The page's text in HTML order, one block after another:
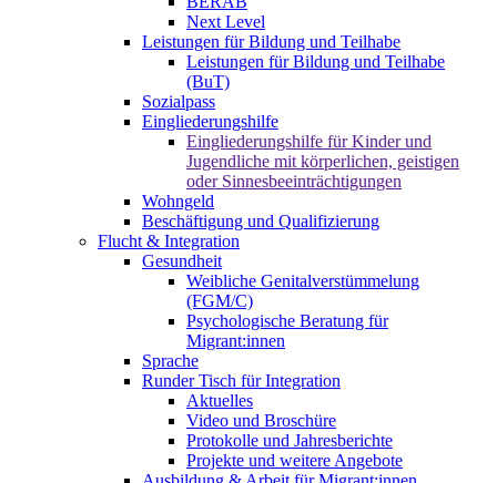
Next Level
Leistungen für Bildung und Teilhabe
Leistungen für Bildung und Teilhabe
(BuT)
Sozialpass
Eingliederungshilfe
Eingliederungshilfe für Kinder und
Jugendliche mit körperlichen, geistigen
oder Sinnesbeeinträchtigungen
Wohngeld
Beschäftigung und Qualifizierung
Flucht & Integration
Gesundheit
Weibliche Genitalverstümmelung
(FGM/C)
Psychologische Beratung für
Migrant:innen
Sprache
Runder Tisch für Integration
Aktuelles
Video und Broschüre
Protokolle und Jahresberichte
Projekte und weitere Angebote